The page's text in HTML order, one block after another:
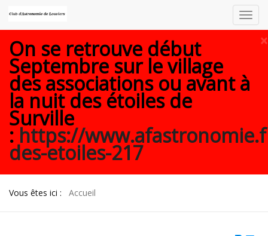
×
On se retrouve début
Septembre sur le village
des associations ou avant à
la nuit des étoiles de
Surville
: https://
des-etoiles-217
Vous êtes ici : Accueil